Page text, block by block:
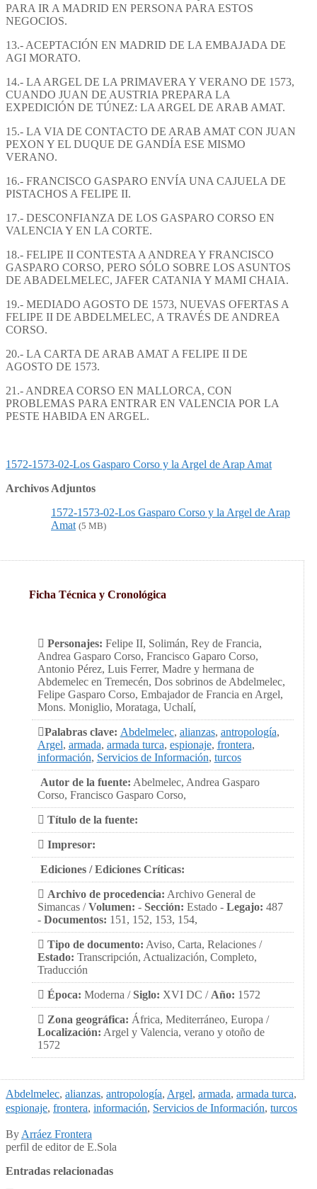
PARA IR A MADRID EN PERSONA PARA ESTOS
NEGOCIOS.
13.- ACEPTACIÓN EN MADRID DE LA EMBAJADA DE
AGI MORATO.
14.- LA ARGEL DE LA PRIMAVERA Y VERANO DE 1573,
CUANDO JUAN DE AUSTRIA PREPARA LA
EXPEDICIÓN DE TÚNEZ: LA ARGEL DE ARAB AMAT.
15.- LA VIA DE CONTACTO DE ARAB AMAT CON JUAN
PEXON Y EL DUQUE DE GANDÍA ESE MISMO
VERANO.
16.- FRANCISCO GASPARO ENVÍA UNA CAJUELA DE
PISTACHOS A FELIPE II.
17.- DESCONFIANZA DE LOS GASPARO CORSO EN
VALENCIA Y EN LA CORTE.
18.- FELIPE II CONTESTA A ANDREA Y FRANCISCO
GASPARO CORSO, PERO SÓLO SOBRE LOS ASUNTOS
DE ABADELMELEC, JAFER CATANIA Y MAMI CHAIA.
19.- MEDIADO AGOSTO DE 1573, NUEVAS OFERTAS A
FELIPE II DE ABDELMELEC, A TRAVÉS DE ANDREA
CORSO.
20.- LA CARTA DE ARAB AMAT A FELIPE II DE
AGOSTO DE 1573.
21.- ANDREA CORSO EN MALLORCA, CON
PROBLEMAS PARA ENTRAR EN VALENCIA POR LA
PESTE HABIDA EN ARGEL.
1572-1573-02-Los Gasparo Corso y la Argel de Arap Amat
Archivos Adjuntos
1572-1573-02-Los Gasparo Corso y la Argel de Arap
Amat (5 MB)
Ficha Técnica y Cronológica
Personajes: Felipe II, Solimán, Rey de Francia,
Andrea Gasparo Corso, Francisco Gaparo Corso,
Antonio Pérez, Luis Ferrer, Madre y hermana de
Abdemelec en Tremecén, Dos sobrinos de Abdelmelec,
Felipe Gasparo Corso, Embajador de Francia en Argel,
Mons. Moniglio, Morataga, Uchalí,
Palabras clave: Abdelmelec, alianzas, antropología,
Argel, armada, armada turca, espionaje, frontera,
información, Servicios de Información, turcos
Autor de la fuente: Abelmelec, Andrea Gasparo
Corso, Francisco Gasparo Corso,
Título de la fuente:
Impresor:
Ediciones / Ediciones Críticas:
Archivo de procedencia: Archivo General de
Simancas /Volumen: - Sección: Estado - Legajo: 487
- Documentos: 151, 152, 153, 154,
Tipo de documento: Aviso, Carta, Relaciones /
Estado: Transcripción, Actualización, Completo,
Traducción
Época: Moderna / Siglo: XVI DC / Año: 1572
Zona geográfica: África, Mediterráneo, Europa /
Localización: Argel y Valencia, verano y otoño de
1572
Abdelmelec, alianzas, antropología, Argel, armada, armada turca,
espionaje, frontera, información, Servicios de Información, turcos
By Arráez Frontera
perfil de editor de E.Sola
Entradas relacionadas